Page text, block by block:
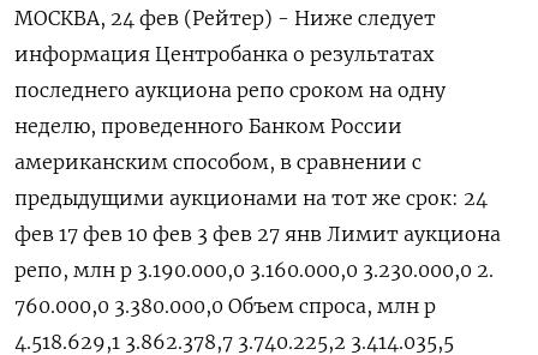
МОСКВА, 24 фев (Рейтер) - Ниже следует
информация Центробанка о результатах
последнего аукциона репо сроком ‌на одну
неделю, проведенного Банком России
американским способом, в сравнении с
предыдущими аукционами на тот ​же срок: 24 ​
фев 17 ​фев 10 фев 3 ⁠фев 27 янв Лимит аукциона
репо, ‌млн р 3.190.000,‌0 3.160.000,0 3.230.000,0 2.​
760.000,0 3.380.000,‌0 Объем спроса, млн р
4.518.629,​1 3.862.378,7 3.740.225,‌2 3.414.035,5